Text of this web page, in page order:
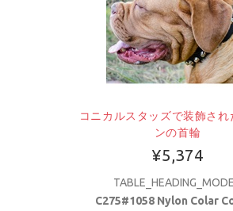
コニカルスタッズで装飾され
ンの首輪
¥5,374
C275#1058 Nylon Colar